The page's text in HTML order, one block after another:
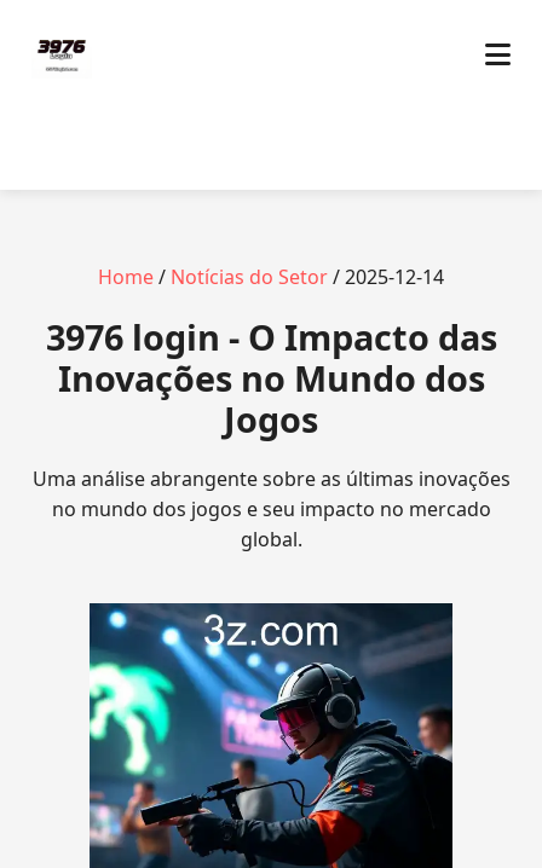
Home/ Notícias do Setor/ 2025-12-14
3976 login - O Impacto das
Inovações no Mundo dos
Jogos
Uma análise abrangente sobre as últimas inovações
no mundo dos jogos e seu impacto no mercado
global.